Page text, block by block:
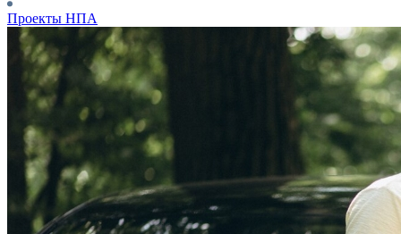
Проекты НПА